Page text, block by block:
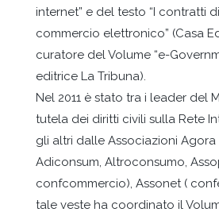
internet” e del testo “I contratti
commercio elettronico” (Casa
curatore del Volume “e-
editrice La Tribuna).
Nel 2011 è stato tra i leader del
tutela dei diritti civili sulla Rete
gli altri dalle Associazioni Agora
Adiconsum, Altroconsumo,
confcommercio), Assonet (
tale veste ha coordinato il